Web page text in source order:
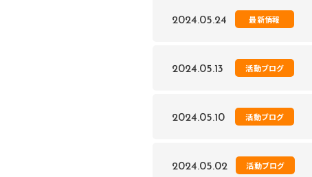
2024.05.24 最新情報
2024.05.13 活動ブログ
2024.05.10 活動ブログ
2024.05.02 活動ブログ